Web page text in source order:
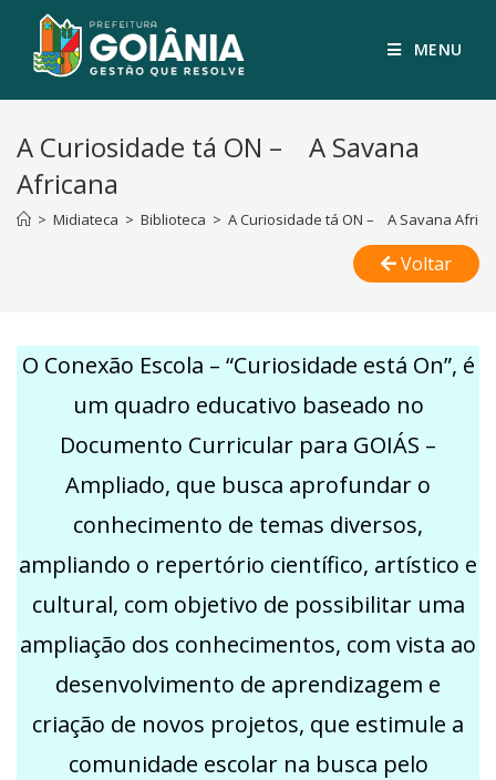
MENU
A Curiosidade tá ON – A Savana
Africana
> Midiateca > Biblioteca > A Curiosidade tá ON – A Savana
Voltar
O Conexão Escola – “Curiosidade está On”, é
um quadro educativo baseado no
Documento Curricular para GOIÁS –
Ampliado, que busca aprofundar o
conhecimento de temas diversos,
ampliando o repertório científico, artístico e
cultural, com objetivo de possibilitar uma
ampliação dos conhecimentos, com vista ao
desenvolvimento de aprendizagem e
criação de novos projetos, que estimule a
comunidade escolar na busca pelo